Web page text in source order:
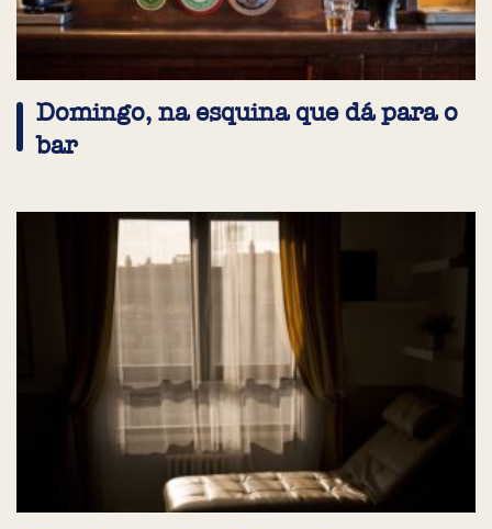
Domingo, na esquina que dá para o
bar